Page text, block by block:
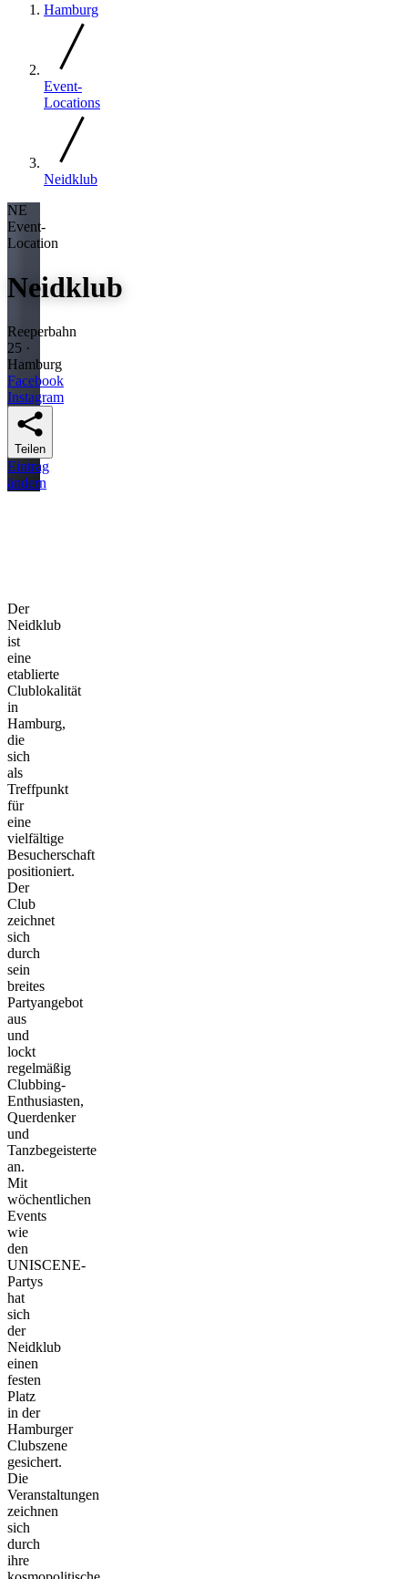
Hamburg
Event-
Locations
Neidklub
NE
Event-
Location
Neidklub
Reeperbahn
25 ·
Hamburg
Facebook
Instagram
Teilen
Eintrag
ändern
Der
Neidklub
ist
eine
etablierte
Clublokalität
in
Hamburg,
die
sich
als
Treffpunkt
für
eine
vielfältige
Besucherschaft
positioniert.
Der
Club
zeichnet
sich
durch
sein
breites
Partyangebot
aus
und
lockt
regelmäßig
Clubbing-
Enthusiasten,
Querdenker
und
Tanzbegeisterte
an.
Mit
wöchentlichen
Events
wie
den
UNISCENE-
Partys
hat
sich
der
Neidklub
einen
festen
Platz
in der
Hamburger
Clubszene
gesichert.
Die
Veranstaltungen
zeichnen
sich
durch
ihre